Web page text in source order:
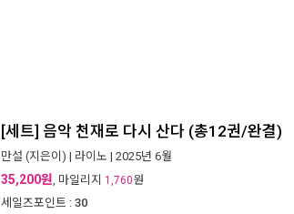
[세트] 음악 천재로 다시 산다 (총12권/완결)
만설 (지은이) | 라이노 | 2025년 6월
35,200원, 마일리지 1,760원
세일즈포인트 : 30